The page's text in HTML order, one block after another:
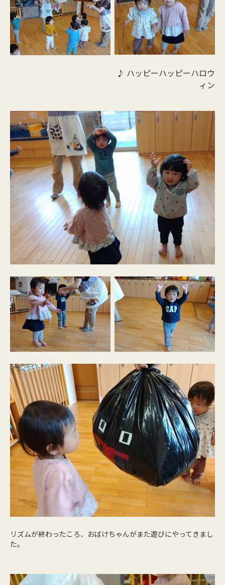
♪ ハッピーハッピーハロウ
ィン
リズムが終わったころ、おばけちゃんがまた遊びにやってきまし
た。